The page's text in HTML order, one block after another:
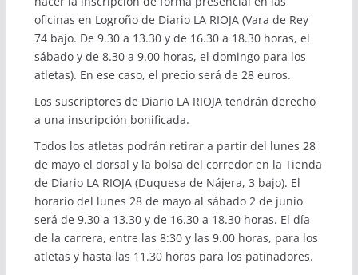
oficinas en Logroño de Diario LA RIOJA (Vara de Rey
74 bajo. De 9.30 a 13.30 y de 16.30 a 18.30 horas, el
sábado y de 8.30 a 9.00 horas, el domingo para los
atletas). En ese caso, el precio será de 28 euros.
Los suscriptores de Diario LA RIOJA tendrán derecho
a una inscripción bonificada.
Todos los atletas podrán retirar a partir del lunes 28
de mayo el dorsal y la bolsa del corredor en la Tienda
de Diario LA RIOJA (Duquesa de Nájera, 3 bajo). El
horario del lunes 28 de mayo al sábado 2 de junio
será de 9.30 a 13.30 y de 16.30 a 18.30 horas. El día
de la carrera, entre las 8:30 y las 9.00 horas, para los
atletas y hasta las 11.30 horas para los patinadores.